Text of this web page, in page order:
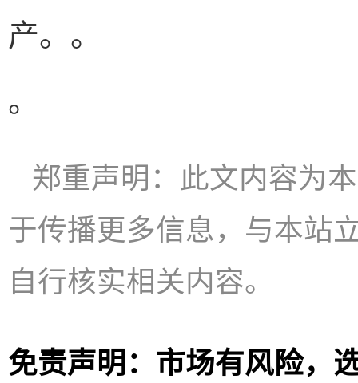
产。。
。
郑重声明：此文内容为
于传播更多信息，与本站
自行核实相关内容。
免责声明：市场有风险，